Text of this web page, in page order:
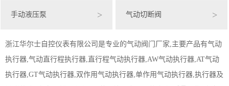
手动液压泵 > 气动切断阀 >
浙江华尔士自控仪表有限公司是专业的气动阀门厂家,主要产品有气动
执行器,气动直行程执行器,直行程气动执行器,AW气动执行器,AT气动
执行器,GT气动执行器,双作用气动执行器,单作用气动执行器,执行器及